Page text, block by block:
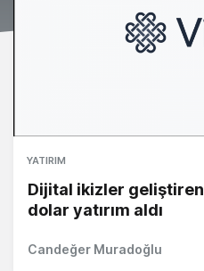
YATIRIM
Dijital ikizler
dolar yatırım aldı
Candeğer Muradoğlu